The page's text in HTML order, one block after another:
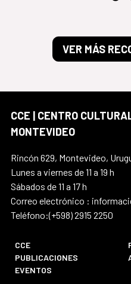
VER MÁS
CCE | CENTRO
MONTEVIDEO
Rincón 629, Montevideo,
Lunes a viernes de 11 a 19 h
Sábados de 11 a 17 h
Correo electrónico :
Teléfono:(+598) 2915 2250
CCE
PUBLICACIONES
EVENTOS